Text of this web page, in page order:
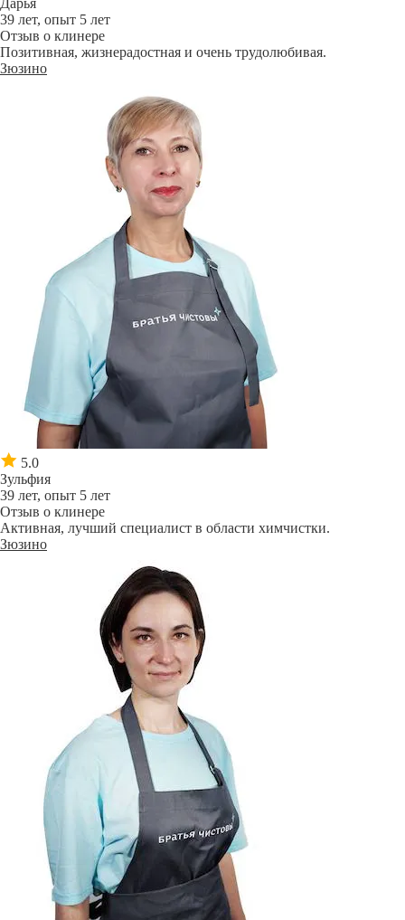
Дарья
39 лет, опыт 5 лет
Отзыв о клинере
Позитивная, жизнерадостная и очень трудолюбивая.
Зюзино
5.0
Зульфия
39 лет, опыт 5 лет
Отзыв о клинере
Активная, лучший специалист в области химчистки.
Зюзино